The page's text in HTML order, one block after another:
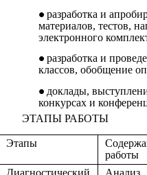
разработка и
материалов, тестов,
электронного
разработка и
классов, обобщение
доклады,
конкурсах и
ЭТАПЫ РАБОТЫ
Этапы
работы
Диагностический
Анализ